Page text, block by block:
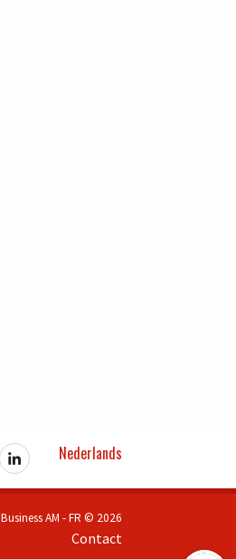
Nederlands
Business AM - FR © 2026
Contact